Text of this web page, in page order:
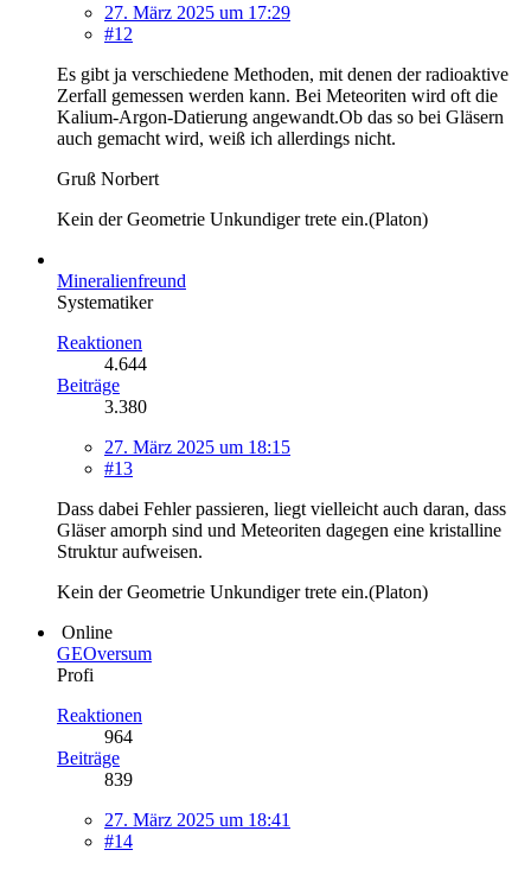
27. März 2025 um 17:29
#12
Es gibt ja verschiedene Methoden, mit denen der radioaktive
Zerfall gemessen werden kann. Bei Meteoriten wird oft die
Kalium-Argon-Datierung angewandt.Ob das so bei Gläsern
auch gemacht wird, weiß ich allerdings nicht.
Gruß Norbert
Kein der Geometrie Unkundiger trete ein.(Platon)
Mineralienfreund
Systematiker
Reaktionen
4.644
Beiträge
3.380
27. März 2025 um 18:15
#13
Dass dabei Fehler passieren, liegt vielleicht auch daran, dass
Gläser amorph sind und Meteoriten dagegen eine kristalline
Struktur aufweisen.
Kein der Geometrie Unkundiger trete ein.(Platon)
Online
GEOversum
Profi
Reaktionen
964
Beiträge
839
27. März 2025 um 18:41
#14